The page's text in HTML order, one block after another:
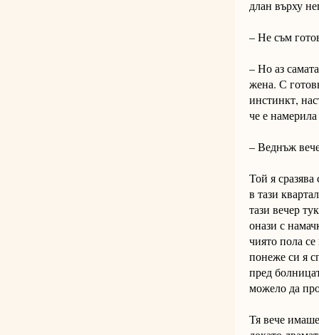
длан върху
– Не съм
– Но аз
жена. С
инстинкт,
че е
– Веднъж
Той я
в тази
тази вечер
онази с
чиято пола
понеже си я
пред
можело да
Тя вече